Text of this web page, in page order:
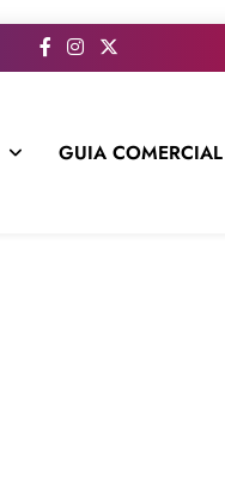
GUIA COMERCIAL